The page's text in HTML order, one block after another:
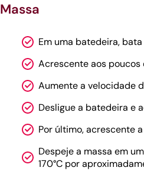
Massa
Em uma batedeira,
Acrescente aos
Aumente a velocidade
Desligue a batedeira e
Por último, acrescente
Despeje a massa em
170°C por